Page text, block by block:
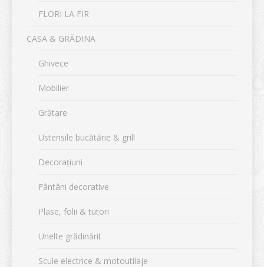
FLORI LA FIR
CASA & GRĂDINA
Ghivece
Mobilier
Grătare
Ustensile bucătărie & grill
Decorațiuni
Fântâni decorative
Plase, folii & tutori
Unelte grădinărit
Scule electrice & motoutilaje